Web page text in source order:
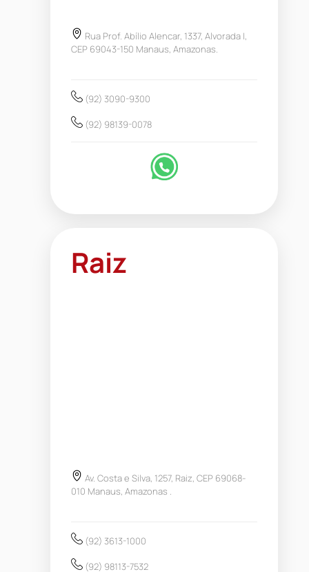
Rua Prof. Abílio Alencar, 1337, Alvorada I,
CEP 69043-150 Manaus, Amazonas.
(92) 3090-9300
(92) 98139-0078
Raiz
Av. Costa e Silva, 1257, Raiz, CEP 69068-
010 Manaus, Amazonas .
(92) 3613-1000
(92) 98113-7532